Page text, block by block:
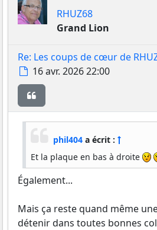
RHUZ68
Grand Lion
Re: Les coups de cœur de
Message
16 avr. 2026 22:00
phil404 a écrit :
Et la plaque en bas à droite
Également...
Mais ça reste quand même
détenir dans toutes bonnes